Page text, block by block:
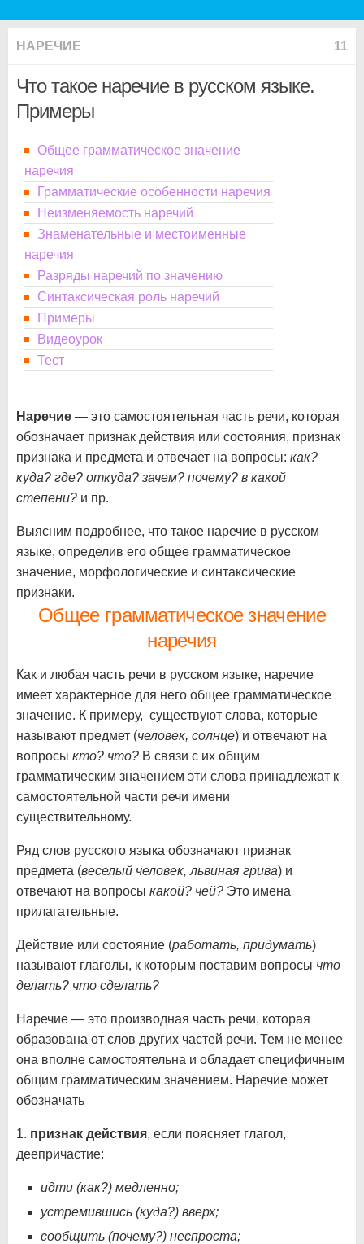
НАРЕЧИЕ 11
Что такое наречие в русском языке.
Примеры
Общее грамматическое значение
наречия
Грамматические особенности наречия
Неизменяемость наречий
Знаменательные и местоименные
наречия
Разряды наречий по значению
Синтаксическая роль наречий
Примеры
Видеоурок
Тест
Наречие — это самостоятельная часть речи, которая
обозначает признак действия или состояния, признак
признака и предмета и отвечает на вопросы: как?
куда? где? откуда? зачем? почему? в какой
степени? и пр.
Выясним подробнее, что такое наречие в русском
языке, определив его общее грамматическое
значение, морфологические и синтаксические
признаки.
Общее грамматическое значение
наречия
Как и любая часть речи в русском языке, наречие
имеет характерное для него общее грамматическое
значение. К примеру, существуют слова, которые
называют предмет (человек, солнце) и отвечают на
вопросы кто? что? В связи с их общим
грамматическим значением эти слова принадлежат к
самостоятельной части речи имени
существительному.
Ряд слов русского языка обозначают признак
предмета (веселый человек, львиная грива) и
отвечают на вопросы какой? чей? Это имена
прилагательные.
Действие или состояние (работать, придумать)
называют глаголы, к которым поставим вопросы что
делать? что сделать?
Наречие — это производная часть речи, которая
образована от слов других частей речи. Тем не менее
она вполне самостоятельна и обладает специфичным
общим грамматическим значением. Наречие может
обозначать
1. признак действия, если поясняет глагол,
деепричастие:
идти (как?) медленно;
устремившись (куда?) вверх;
сообщить (почему?) неспроста;